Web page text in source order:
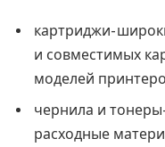
картриджи-
и совместимых
моделей
чернила и
расходные